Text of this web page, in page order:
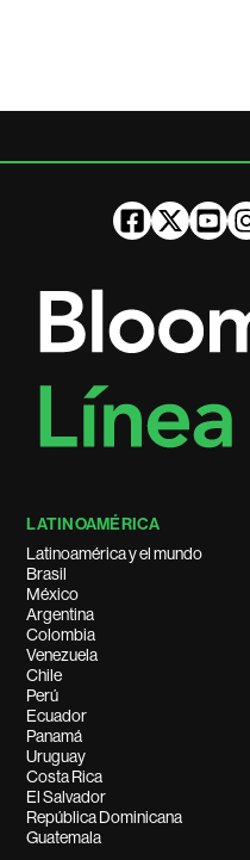
LATINOAMÉRICA
Latinoamérica y el mundo
Brasil
México
Argentina
Colombia
Venezuela
Chile
Perú
Ecuador
Panamá
Uruguay
Costa Rica
El Salvador
República Dominicana
Guatemala